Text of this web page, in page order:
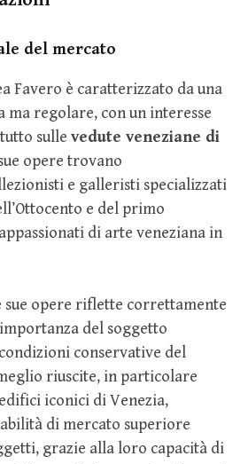
del mercato
Favero è caratterizzato da una
ma regolare, con un interesse
sulle vedute veneziane di
opere trovano
e galleristi specializzati
e del primo
di arte veneziana in
sue opere riflette correttamente
del soggetto
conservative del
riuscite, in particolare
iconici di Venezia,
di mercato superiore
grazie alla loro capacità di